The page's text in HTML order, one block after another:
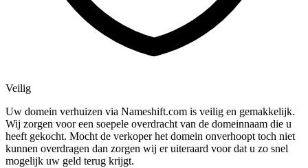
Veilig
Uw domein verhuizen via Nameshift.com is veilig en gemakkelijk.
Wij zorgen voor een soepele overdracht van de domeinnaam die u
heeft gekocht. Mocht de verkoper het domein onverhoopt toch niet
kunnen overdragen dan zorgen wij er uiteraard voor dat u zo snel
mogelijk uw geld terug krijgt.